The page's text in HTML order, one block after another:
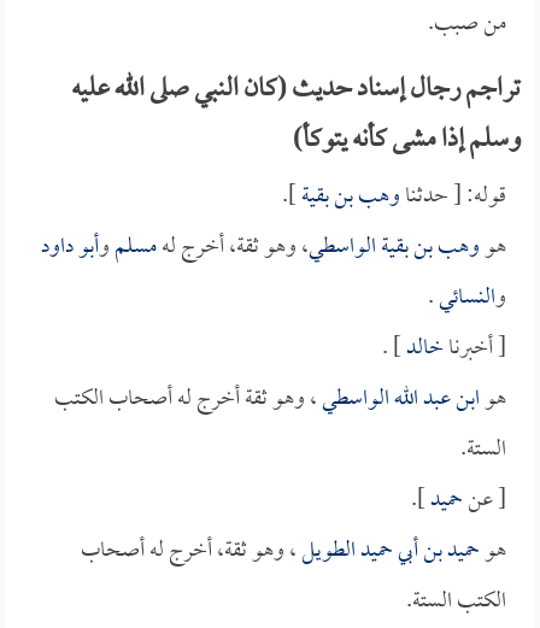
من صبب.
تراجم رجال إسناد حديث (كان النبي صلى الله عليه
وسلم إذا مشى كأنه يتوكأ)
قوله: [ حدثناوهب بن بقية].
هووهب بن بقية الواسطي، وهو ثقة، أخرج لهمسلموأبو داود
والنسائي.
[ أخبرناخالد] .
هوابن عبد الله الواسطي، وهو ثقة أخرج له أصحاب الكتب
الستة.
[ عنحميد].
هوحميد بن أبي حميد الطويل، وهو ثقة، أخرج له أصحاب
الكتب الستة.